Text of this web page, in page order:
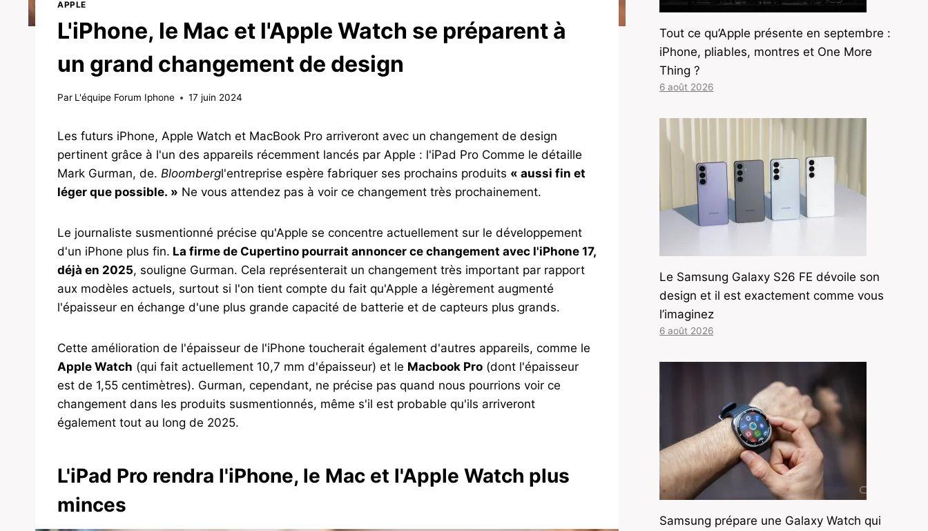
APPLE
L'iPhone, le Mac et l'Apple Watch se préparent à
un grand changement de design
Par L'équipe Forum Iphone 17 juin 2024
Les futurs iPhone, Apple Watch et MacBook Pro arriveront avec un changement de design
pertinent grâce à l'un des appareils récemment lancés par Apple : l'iPad Pro Comme le détaille
Mark Gurman, de. Bloombergl'entreprise espère fabriquer ses prochains produits « aussi fin et
léger que possible. » Ne vous attendez pas à voir ce changement très prochainement.
Le journaliste susmentionné précise qu'Apple se concentre actuellement sur le développement
d'un iPhone plus fin. La firme de Cupertino pourrait annoncer ce changement avec l'iPhone 17,
déjà en 2025, souligne Gurman. Cela représenterait un changement très important par rapport
aux modèles actuels, surtout si l'on tient compte du fait qu'Apple a légèrement augmenté
l'épaisseur en échange d'une plus grande capacité de batterie et de capteurs plus grands.
Cette amélioration de l'épaisseur de l'iPhone toucherait également d'autres appareils, comme le
Apple Watch (qui fait actuellement 10,7 mm d'épaisseur) et le Macbook Pro (dont l'épaisseur
est de 1,55 centimètres). Gurman, cependant, ne précise pas quand nous pourrions voir ce
changement dans les produits susmentionnés, même s'il est probable qu'ils arriveront
également tout au long de 2025.
L'iPad Pro rendra l'iPhone, le Mac et l'Apple Watch plus
minces
Tout ce qu’Apple présente en septembre :
iPhone, pliables, montres et One More
Thing ?
6 août 2026
Le Samsung Galaxy S26 FE dévoile son
design et il est exactement comme vous
l’imaginez
6 août 2026
Samsung prépare une Galaxy Watch qui